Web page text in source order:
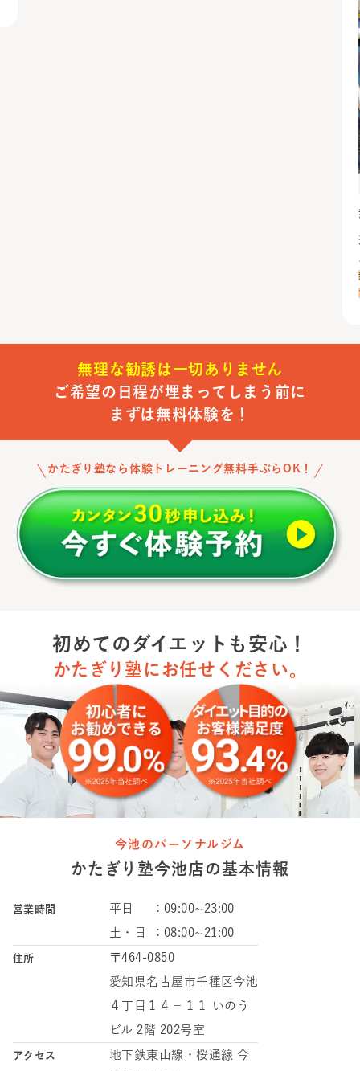
無理な勧誘は一切ありません
ご希望の日程が埋まってしまう前に
まずは無料体験を！
かたぎり塾なら体験トレーニング無料手ぶらOK！
初めてのダイエットも安心！
かたぎり塾にお任せください。
今池のパーソナルジム
かたぎり塾今池店 の基本情報
営業時間 平日 ： 09:00~23:00
土・日
： 08:00~21:00
住所
〒464-0850
愛知県名古屋市千種区今池
４丁目１４−１１ いのう
ビル 2階 202号室
アクセス
地下鉄東山線・桜通線 今